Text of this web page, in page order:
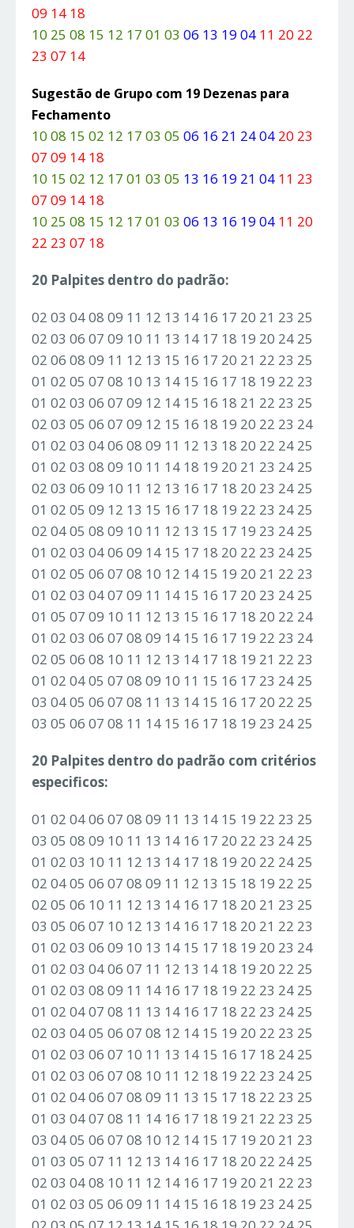
09 14 18
10 25 08 15 12 17 01 03 06 13 19 04 11 20 22
23 07 14
Sugestão de Grupo com 19 Dezenas para
Fechamento
10 08 15 02 12 17 03 05 06 16 21 24 04 20 23
07 09 14 18
10 15 02 12 17 01 03 05 13 16 19 21 04 11 23
07 09 14 18
10 25 08 15 12 17 01 03 06 13 16 19 04 11 20
22 23 07 18
20 Palpites dentro do padrão:
02 03 04 08 09 11 12 13 14 16 17 20 21 23 25
02 03 06 07 09 10 11 13 14 17 18 19 20 24 25
02 06 08 09 11 12 13 15 16 17 20 21 22 23 25
01 02 05 07 08 10 13 14 15 16 17 18 19 22 23
01 02 03 06 07 09 12 14 15 16 18 21 22 23 25
02 03 05 06 07 09 12 15 16 18 19 20 22 23 24
01 02 03 04 06 08 09 11 12 13 18 20 22 24 25
01 02 03 08 09 10 11 14 18 19 20 21 23 24 25
02 03 06 09 10 11 12 13 16 17 18 20 23 24 25
01 02 05 09 12 13 15 16 17 18 19 22 23 24 25
02 04 05 08 09 10 11 12 13 15 17 19 23 24 25
01 02 03 04 06 09 14 15 17 18 20 22 23 24 25
01 02 05 06 07 08 10 12 14 15 19 20 21 22 23
01 02 03 04 07 09 11 14 15 16 17 20 23 24 25
01 05 07 09 10 11 12 13 15 16 17 18 20 22 24
01 02 03 06 07 08 09 14 15 16 17 19 22 23 24
02 05 06 08 10 11 12 13 14 17 18 19 21 22 23
01 02 04 05 07 08 09 10 11 15 16 17 23 24 25
03 04 05 06 07 08 11 13 14 15 16 17 20 22 25
03 05 06 07 08 11 14 15 16 17 18 19 23 24 25
20 Palpites dentro do padrão com critérios
especificos:
01 02 04 06 07 08 09 11 13 14 15 19 22 23 25
03 05 08 09 10 11 13 14 16 17 20 22 23 24 25
01 02 03 10 11 12 13 14 17 18 19 20 22 24 25
02 04 05 06 07 08 09 11 12 13 15 18 19 22 25
02 05 06 10 11 12 13 14 16 17 18 20 21 23 25
03 05 06 07 10 12 13 14 16 17 18 20 21 22 23
01 02 03 06 09 10 13 14 15 17 18 19 20 23 24
01 02 03 04 06 07 11 12 13 14 18 19 20 22 25
01 02 03 08 09 11 14 16 17 18 19 22 23 24 25
01 02 04 07 08 11 13 14 16 17 18 22 23 24 25
02 03 04 05 06 07 08 12 14 15 19 20 22 23 25
01 02 03 06 07 10 11 13 14 15 16 17 18 24 25
01 02 03 06 07 08 10 11 12 18 19 22 23 24 25
01 02 04 06 07 08 09 11 13 15 17 18 22 23 25
01 03 04 07 08 11 14 16 17 18 19 21 22 23 25
03 04 05 06 07 08 10 12 14 15 17 19 20 21 23
01 03 05 07 11 12 13 14 16 17 18 20 22 24 25
02 03 04 08 10 11 12 14 16 17 19 20 21 22 23
01 02 03 05 06 09 11 14 15 16 18 19 23 24 25